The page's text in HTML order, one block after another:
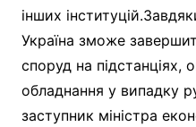
інших інституцій.
Україна зможе
споруд на підстанціях,
обладнання у випадку
заступник міністра